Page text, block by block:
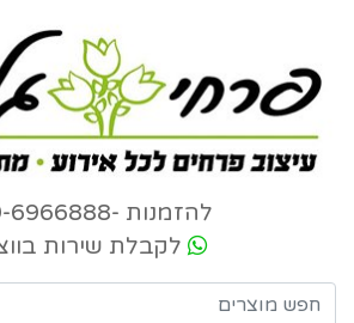
להזמנות -079-6966888
לקבלת שירות